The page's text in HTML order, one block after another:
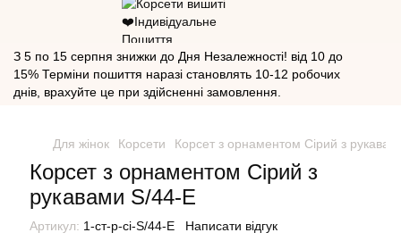
З 5 по 15 серпня знижки до Дня Незалежності! від 10 до
15% Терміни пошиття наразі становлять 10-12 робочих
днів, врахуйте це при здійсненні замовлення.
Для жінок Корсети Корсет з орнаментом Сірий з
Корсет з орнаментом Сірий з
рукавами S/44-E
Артикул: 1-ст-р-сі-S/44-E Написати відгук